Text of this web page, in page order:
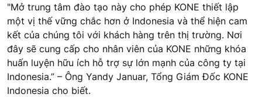
"Mở trung tâm đào tạo này cho phép KONE thiết lập
một vị thế vững chắc hơn ở Indonesia và thể hiện cam
kết của chúng tôi với khách hàng trên thị trường. Nơi
đây sẽ cung cấp cho nhân viên của KONE những khóa
huấn luyện hữu ích hỗ trợ sự lớn mạnh của công ty tại
Indonesia.” – Ông Yandy Januar, Tổng Giám Đốc KONE
Indonesia cho biết.